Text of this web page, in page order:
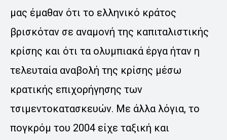
μας έμαθαν ότι το ελληνικό κράτος
βρισκόταν σε αναμονή της καπιταλιστικής
κρίσης και ότι τα ολυμπιακά έργα ήταν η
τελευταία αναβολή της κρίσης μέσω
κρατικής επιχορήγησης των
τσιμεντοκατασκευών. Με άλλα λόγια, το
πογκρόμ του 2004 είχε ταξική και